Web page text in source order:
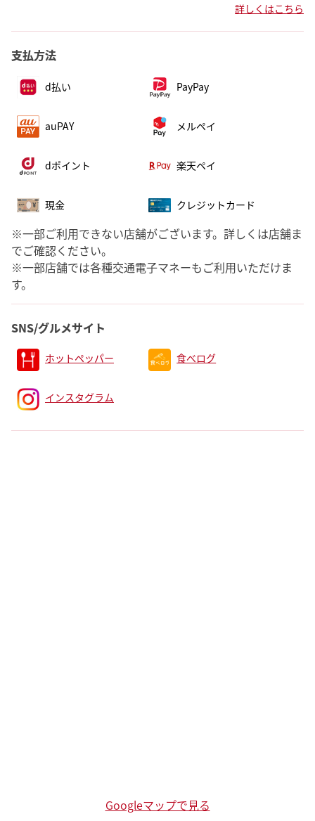
詳しくはこちら
支払方法
d払い PayPay
auPAY メルペイ
dポイント 楽天ペイ
現金 クレジットカード
※一部ご利用できない店舗がございます。詳しくは店舗ま
でご確認ください。
※一部店舗では各種交通電子マネーもご利用いただけま
す。
SNS/グルメサイト
ホットペッパー 食べログ
インスタグラム
Googleマップで見る